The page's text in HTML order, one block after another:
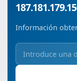
Información